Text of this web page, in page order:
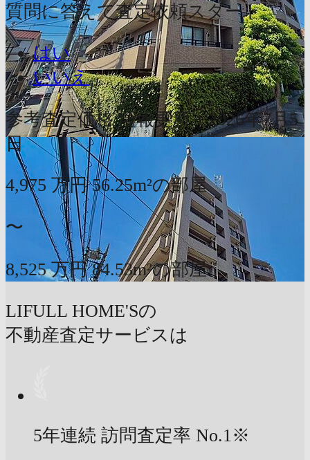
質問に答えて査定依頼スタート
はい
いいえ
参考査定価格 情報更新：2026年7月5
日
4,975 万円 56.25m²の部屋
〜
8,525 万円 84.53m²の部屋
LIFULL HOME'Sの
不動産査定サービスは
5年連続 訪問査定率 No.1※